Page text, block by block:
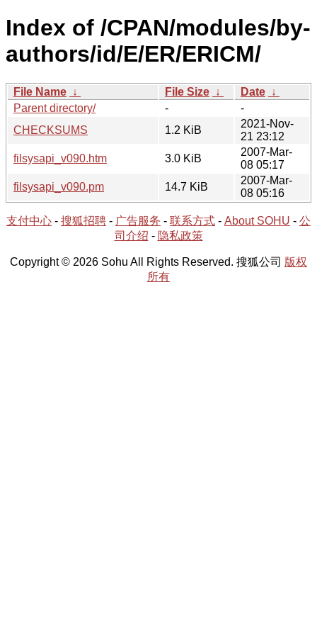
Index of /CPAN/modules/by-
authors/id/E/ER/ERICM/
File Name ↓ File Size ↓ Date ↓
Parent directory/
-
-
CHECKSUMS
1.2 KiB
2021-Nov-
21 23:12
filsysapi_v090.htm
3.0 KiB
2007-Mar-
08 05:17
filsysapi_v090.pm
14.7 KiB
2007-Mar-
08 05:16
支付中心 - 搜狐招聘 - 广告服务 - 联系方式 - About SOHU - 公
司介绍 - 隐私政策
Copyright © 2026 Sohu All Rights Reserved. 搜狐公司 版权
所有